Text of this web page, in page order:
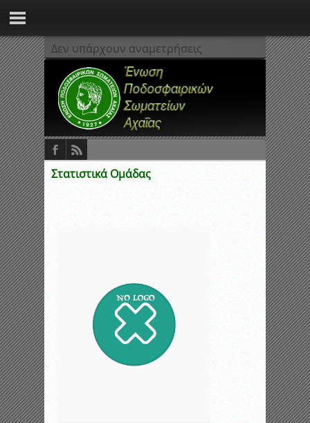
Δεν υπάρχουν αναμετρήσεις
Στατιστικά Ομάδας